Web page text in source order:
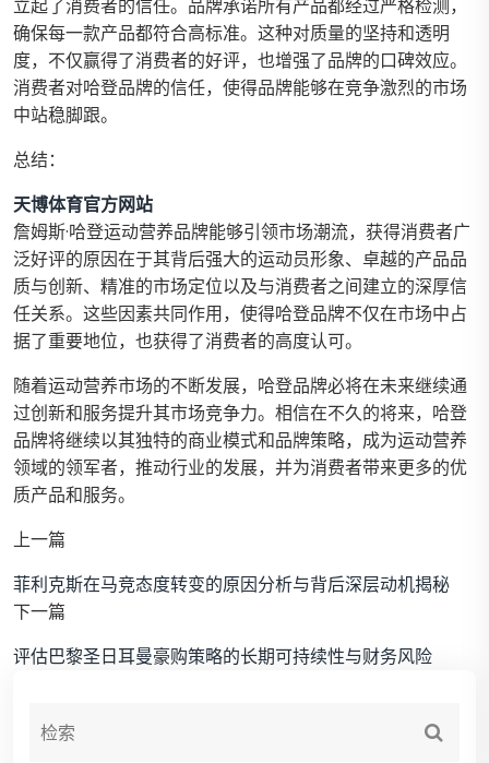
立起了消费者的信任。品牌承诺所有产品都经过严格检测，
确保每一款产品都符合高标准。这种对质量的坚持和透明
度，不仅赢得了消费者的好评，也增强了品牌的口碑效应。
消费者对哈登品牌的信任，使得品牌能够在竞争激烈的市场
中站稳脚跟。
总结：
天博体育官方网站
詹姆斯·哈登运动营养品牌能够引领市场潮流，获得消费者广
泛好评的原因在于其背后强大的运动员形象、卓越的产品品
质与创新、精准的市场定位以及与消费者之间建立的深厚信
任关系。这些因素共同作用，使得哈登品牌不仅在市场中占
据了重要地位，也获得了消费者的高度认可。
随着运动营养市场的不断发展，哈登品牌必将在未来继续通
过创新和服务提升其市场竞争力。相信在不久的将来，哈登
品牌将继续以其独特的商业模式和品牌策略，成为运动营养
领域的领军者，推动行业的发展，并为消费者带来更多的优
质产品和服务。
上一篇
菲利克斯在马竞态度转变的原因分析与背后深层动机揭秘
下一篇
评估巴黎圣日耳曼豪购策略的长期可持续性与财务风险